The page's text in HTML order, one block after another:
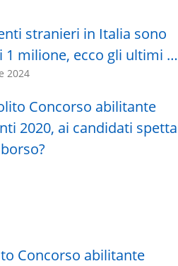
stranieri in Italia sono
1 milione, ecco gli ultimi …
2024
Concorso abilitante